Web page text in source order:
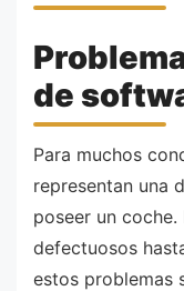
de
Para muchos
representan una
poseer un
defectuosos
estos problemas